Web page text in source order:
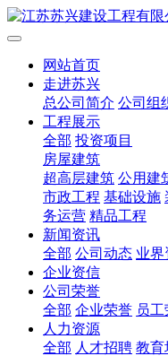
网站首页
走进苏兴
总公司简介 公司组
工程展示
全部 投资项目
房屋建筑
超高层建筑 公用建
市政工程 基础设施
务运营 精品工程
新闻资讯
全部 公司动态 业界
企业资信
公司荣誉
全部 企业荣誉 员
人力资源
全部 人才招聘 教育